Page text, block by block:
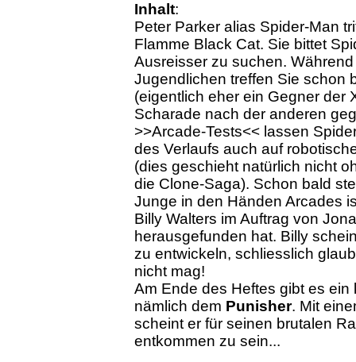
Inhalt:
Peter Parker alias Spider-Man
Flamme Black Cat. Sie bittet
Ausreisser zu suchen.
Jugendlichen treffen Sie schon
(eigentlich eher ein Gegner der
Scharade nach der anderen
>>Arcade-Tests<< lassen
des Verlaufs auch auf
(dies geschieht natürlich nicht
die Clone-Saga). Schon bald
Junge in den Händen Arcades
Billy Walters im Auftrag von
herausgefunden hat. Billy
zu entwickeln, schliesslich
nicht mag!
Am Ende des Heftes gibt es
nämlich dem Punisher. Mit
scheint er für seinen brutalen
entkommen zu sein...